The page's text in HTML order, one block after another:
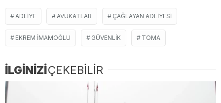
ADLIYE AVUKATLAR ÇAĞLAYAN ADLIYESI
EKREM İMAMOĞLU GÜVENLIK TOMA
İLGİNİZİÇEKEBİLİR